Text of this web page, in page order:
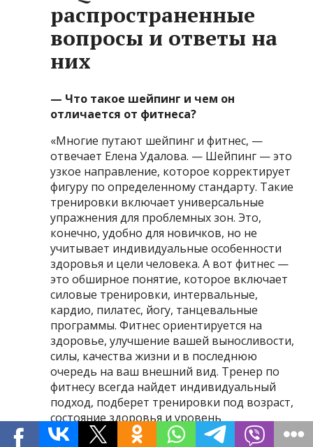
распространенные
вопросы и ответы на
них
— Что такое шейпинг и чем он
отличается от фитнеса?
«Многие путают шейпинг и фитнес, —
отвечает Елена Удалова. — Шейпинг — это
узкое направление, которое корректирует
фигуру по определенному стандарту. Такие
тренировки включает универсальные
упражнения для проблемных зон. Это,
конечно, удобно для новичков, но не
учитывает индивидуальные особенности
здоровья и цели человека. А вот фитнес —
это обширное понятие, которое включает
силовые тренировки, интервальные,
кардио, пилатес, йогу, танцевальные
программы. Фитнес ориентируется на
здоровье, улучшение вашей выносливости,
силы, качества жизни и в последнюю
очередь на ваш внешний вид. Тренер по
фитнесу всегда найдет индивидуальный
подход, подберет тренировки под возраст,
состояние здоровья и уровень
подготовки».